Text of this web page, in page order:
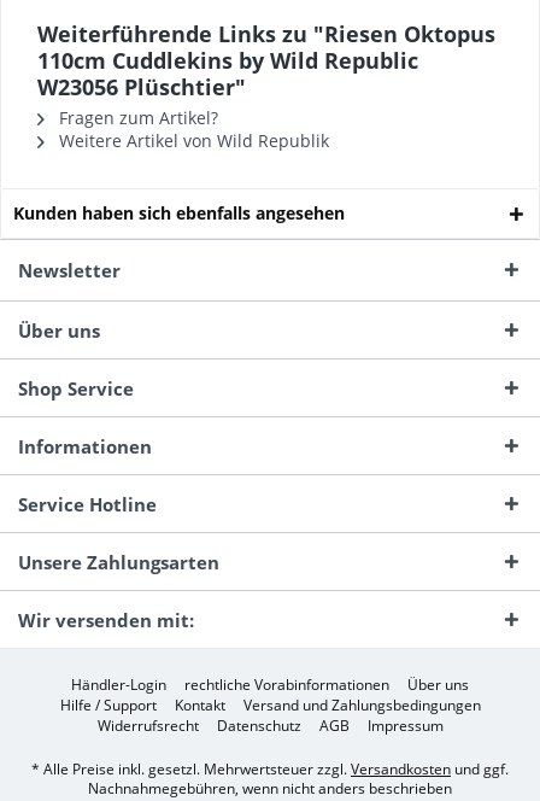
Weiterführende Links zu "Riesen Oktopus
110cm Cuddlekins by Wild Republic
W23056 Plüschtier"
Fragen zum Artikel?
Weitere Artikel von Wild Republik
Kunden haben sich ebenfalls angesehen
Newsletter
Über uns
Shop Service
Informationen
Service Hotline
Unsere Zahlungsarten
Wir versenden mit:
Händler-Login rechtliche Vorabinformationen
Über uns
Hilfe / Support
Kontakt
Versand und Zahlungsbedingungen
Widerrufsrecht
Datenschutz AGB Impressum
* Alle Preise inkl. gesetzl. Mehrwertsteuer zzgl.Versandkosten und ggf.
Nachnahmegebühren, wenn nicht anders beschrieben